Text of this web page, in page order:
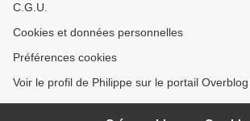
C.G.U.
Cookies et données personnelles
Préférences cookies
Voir le profil de Philippe sur le portail Overblog